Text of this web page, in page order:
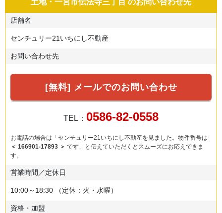
土地・一宮市伝法寺三丁目 のお問い合わせ先
店舗名
センチュリー21いちにし不動産
お問い合わせ先
[無料] メールでのお問い合わせ
TEL： 0586-82-0558
お電話の場合は「センチュリー21いちにし不動産を見ました。物件番号は
＜ 166901-17893 ＞ です」と伝えていただくとスムーズにお応えできま
す。
営業時間／定休日
10:00～18:30 （定休：火・水曜）
資格・加盟